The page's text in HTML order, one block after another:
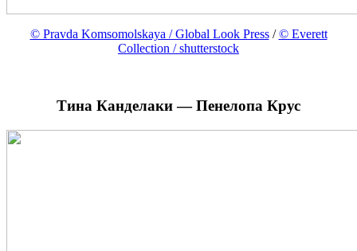
© Pravda Komsomolskaya / Global Look Press/© Everett
Collection / shutterstock
Тина Канделаки — Пенелопа Крус